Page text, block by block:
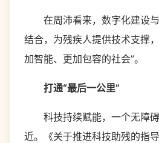
在周沛看来，数字化建设与
结合，为残疾人提供技术支撑
加智能、更加包容的社会”。
打通“最后一公里”
科技持续赋能，一个无障碍
近。《关于推进科技助残的指